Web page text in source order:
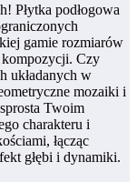
Płytka podłogowa
gamie rozmiarów
kompozycji. Czy
układanych w
mozaiki i
Twoim
charakteru i
łącząc
głębi i dynamiki.